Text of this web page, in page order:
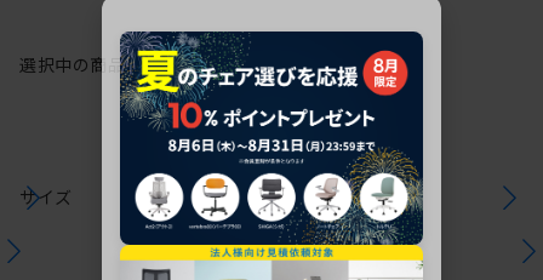
選択中の商品情報保証注意事項
サイズ